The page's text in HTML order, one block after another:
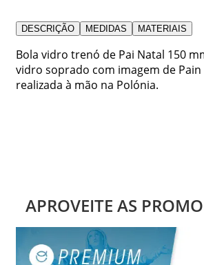
DESCRIÇÃO MEDIDAS MATERIAIS
Bola vidro trenó de Pai Natal 150
vidro soprado com imagem de
realizada à mão na Polónia.
APROVEITE AS